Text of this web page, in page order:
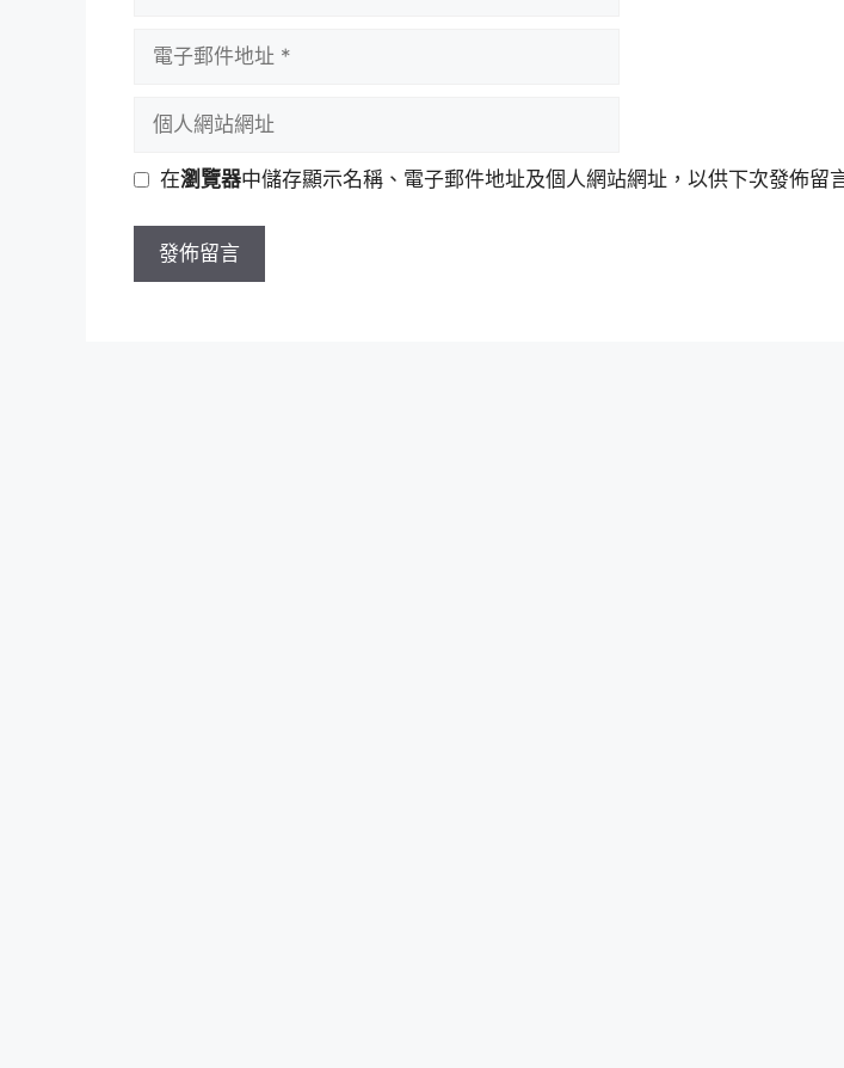
址
網
網
在瀏覽器中儲存顯示名稱、電子郵件地址及個人網站網址，以供下次發佈留